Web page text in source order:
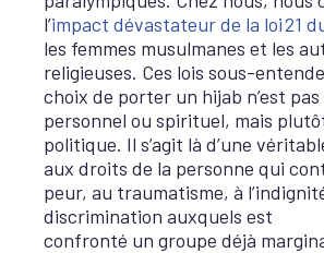
l’impact dévastateur de la loi 21
les femmes musulmanes et les
religieuses. Ces lois sous-
choix de porter un hijab n’est
personnel ou spirituel, mais
politique. Il s’agit là d’une
aux droits de la personne qui
peur, au traumatisme, à
discrimination auxquels est
confronté un groupe déjà